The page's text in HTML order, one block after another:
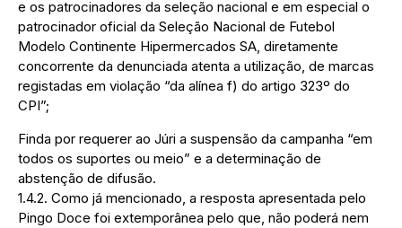
e os patrocinadores da seleção nacional e em especial o
patrocinador oficial da Seleção Nacional de Futebol
Modelo Continente Hipermercados SA, diretamente
concorrente da denunciada atenta a utilização, de marcas
registadas em violação “da alínea f) do artigo 323º do
CPI”;
Finda por requerer ao Júri a suspensão da campanha “em
todos os suportes ou meio” e a determinação de
abstenção de difusão.
1.4.2. Como já mencionado, a resposta apresentada pelo
Pingo Doce foi extemporânea pelo que, não poderá nem